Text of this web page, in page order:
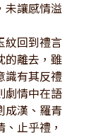
未讓感情溢
紋回到禮言
的離去，雖
識有其反禮
劇情中在語
成漢、羅青
止乎禮，